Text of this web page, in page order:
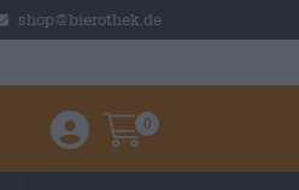
shop@bierothek.de
Einloggen / Anmelden
Warenkorb
0